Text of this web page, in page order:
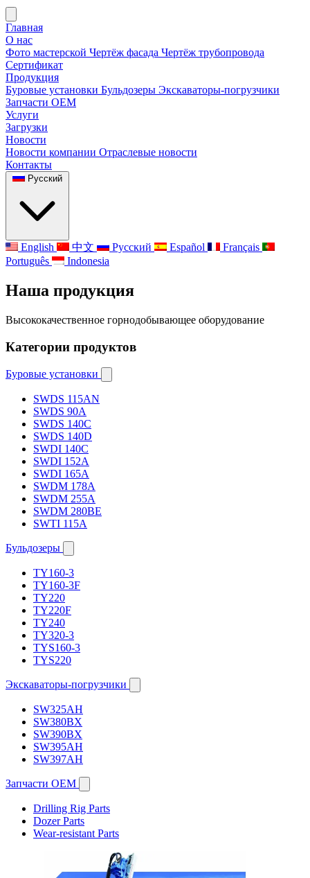
Главная
О нас
Фото мастерской Чертёж фасада Чертёж трубопровода
Сертификат
Продукция
Буровые установки Бульдозеры Экскаваторы-погрузчики
Запчасти OEM
Услуги
Загрузки
Новости
Новости компании Отраслевые новости
Контакты
Русский
English 中文 Русский Español
Français
Português
Indonesia
Наша продукция
Высококачественное горнодобывающее оборудование
Категории продуктов
Буровые установки
SWDS 115AN
SWDS 90A
SWDS 140C
SWDS 140D
SWDI 140C
SWDI 152A
SWDI 165A
SWDM 178A
SWDM 255A
SWDM 280BE
SWTI 115A
Бульдозеры
TY160-3
TY160-3F
TY220
TY220F
TY240
TY320-3
TYS160-3
TYS220
Экскаваторы-погрузчики
SW325AH
SW380BX
SW390BX
SW395AH
SW397AH
Запчасти OEM
Drilling Rig Parts
Dozer Parts
Wear-resistant Parts